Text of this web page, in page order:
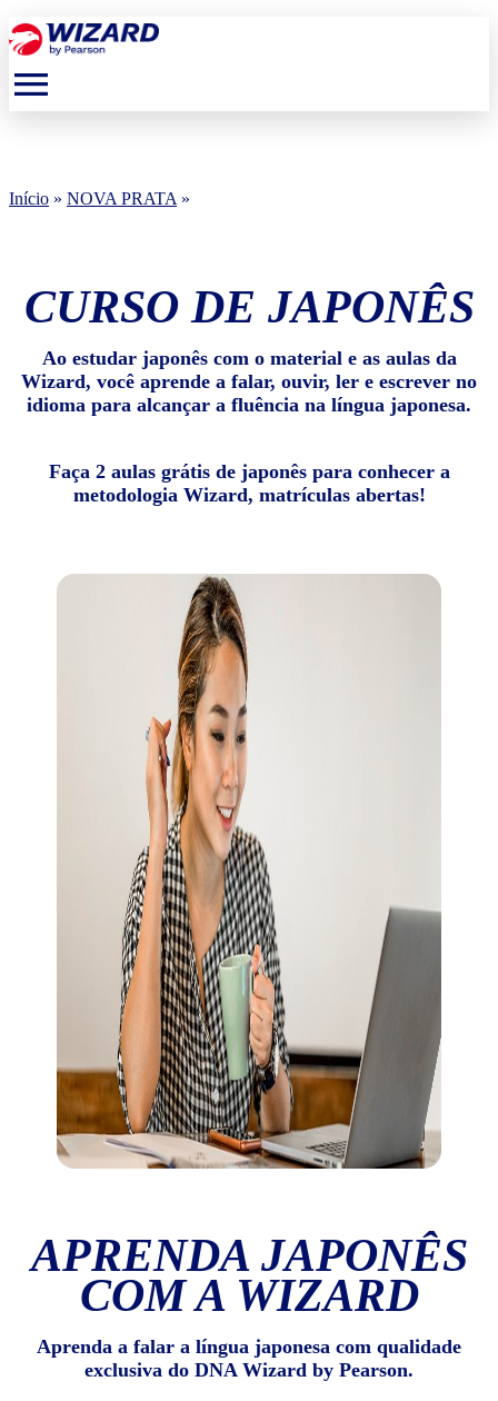
menu
Início » NOVA PRATA »
CURSO DE JAPONÊS
Ao estudar japonês com o material e as aulas da
Wizard, você aprende a falar, ouvir, ler e escrever no
idioma para alcançar a fluência na língua japonesa.
Faça 2 aulas grátis de japonês para conhecer a
metodologia Wizard, matrículas abertas!
APRENDA JAPONÊS
COM A WIZARD
Aprenda a falar a língua japonesa com qualidade
exclusiva do DNA Wizard by Pearson.